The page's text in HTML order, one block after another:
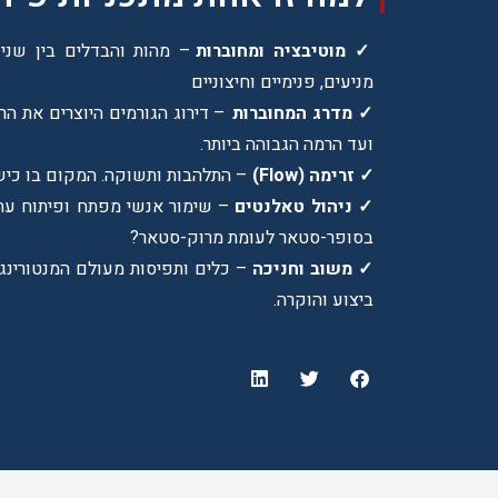
✓ מוטיבציה ומחוברות– מהות והבדלים בין
מניעים, פנימיים וחיצוניים
✓ מדרג המחוברות – דירוג הגורמים היוצרים את
ועד הרמה הגבוהה ביותר.
✓ זרימה (Flow
) – התלהבות ותשוקה. המקום בו
✓ ניהול טאלנטים – שימור אנשי מפתח ופיתוח
בסופר-סטאר לעומת מרוק-סטאר?
✓ משוב וחניכה – כלים ותפיסות מעולם
ביצוע והוקרה.